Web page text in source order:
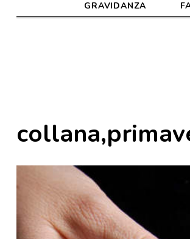
GRAVIDANZA